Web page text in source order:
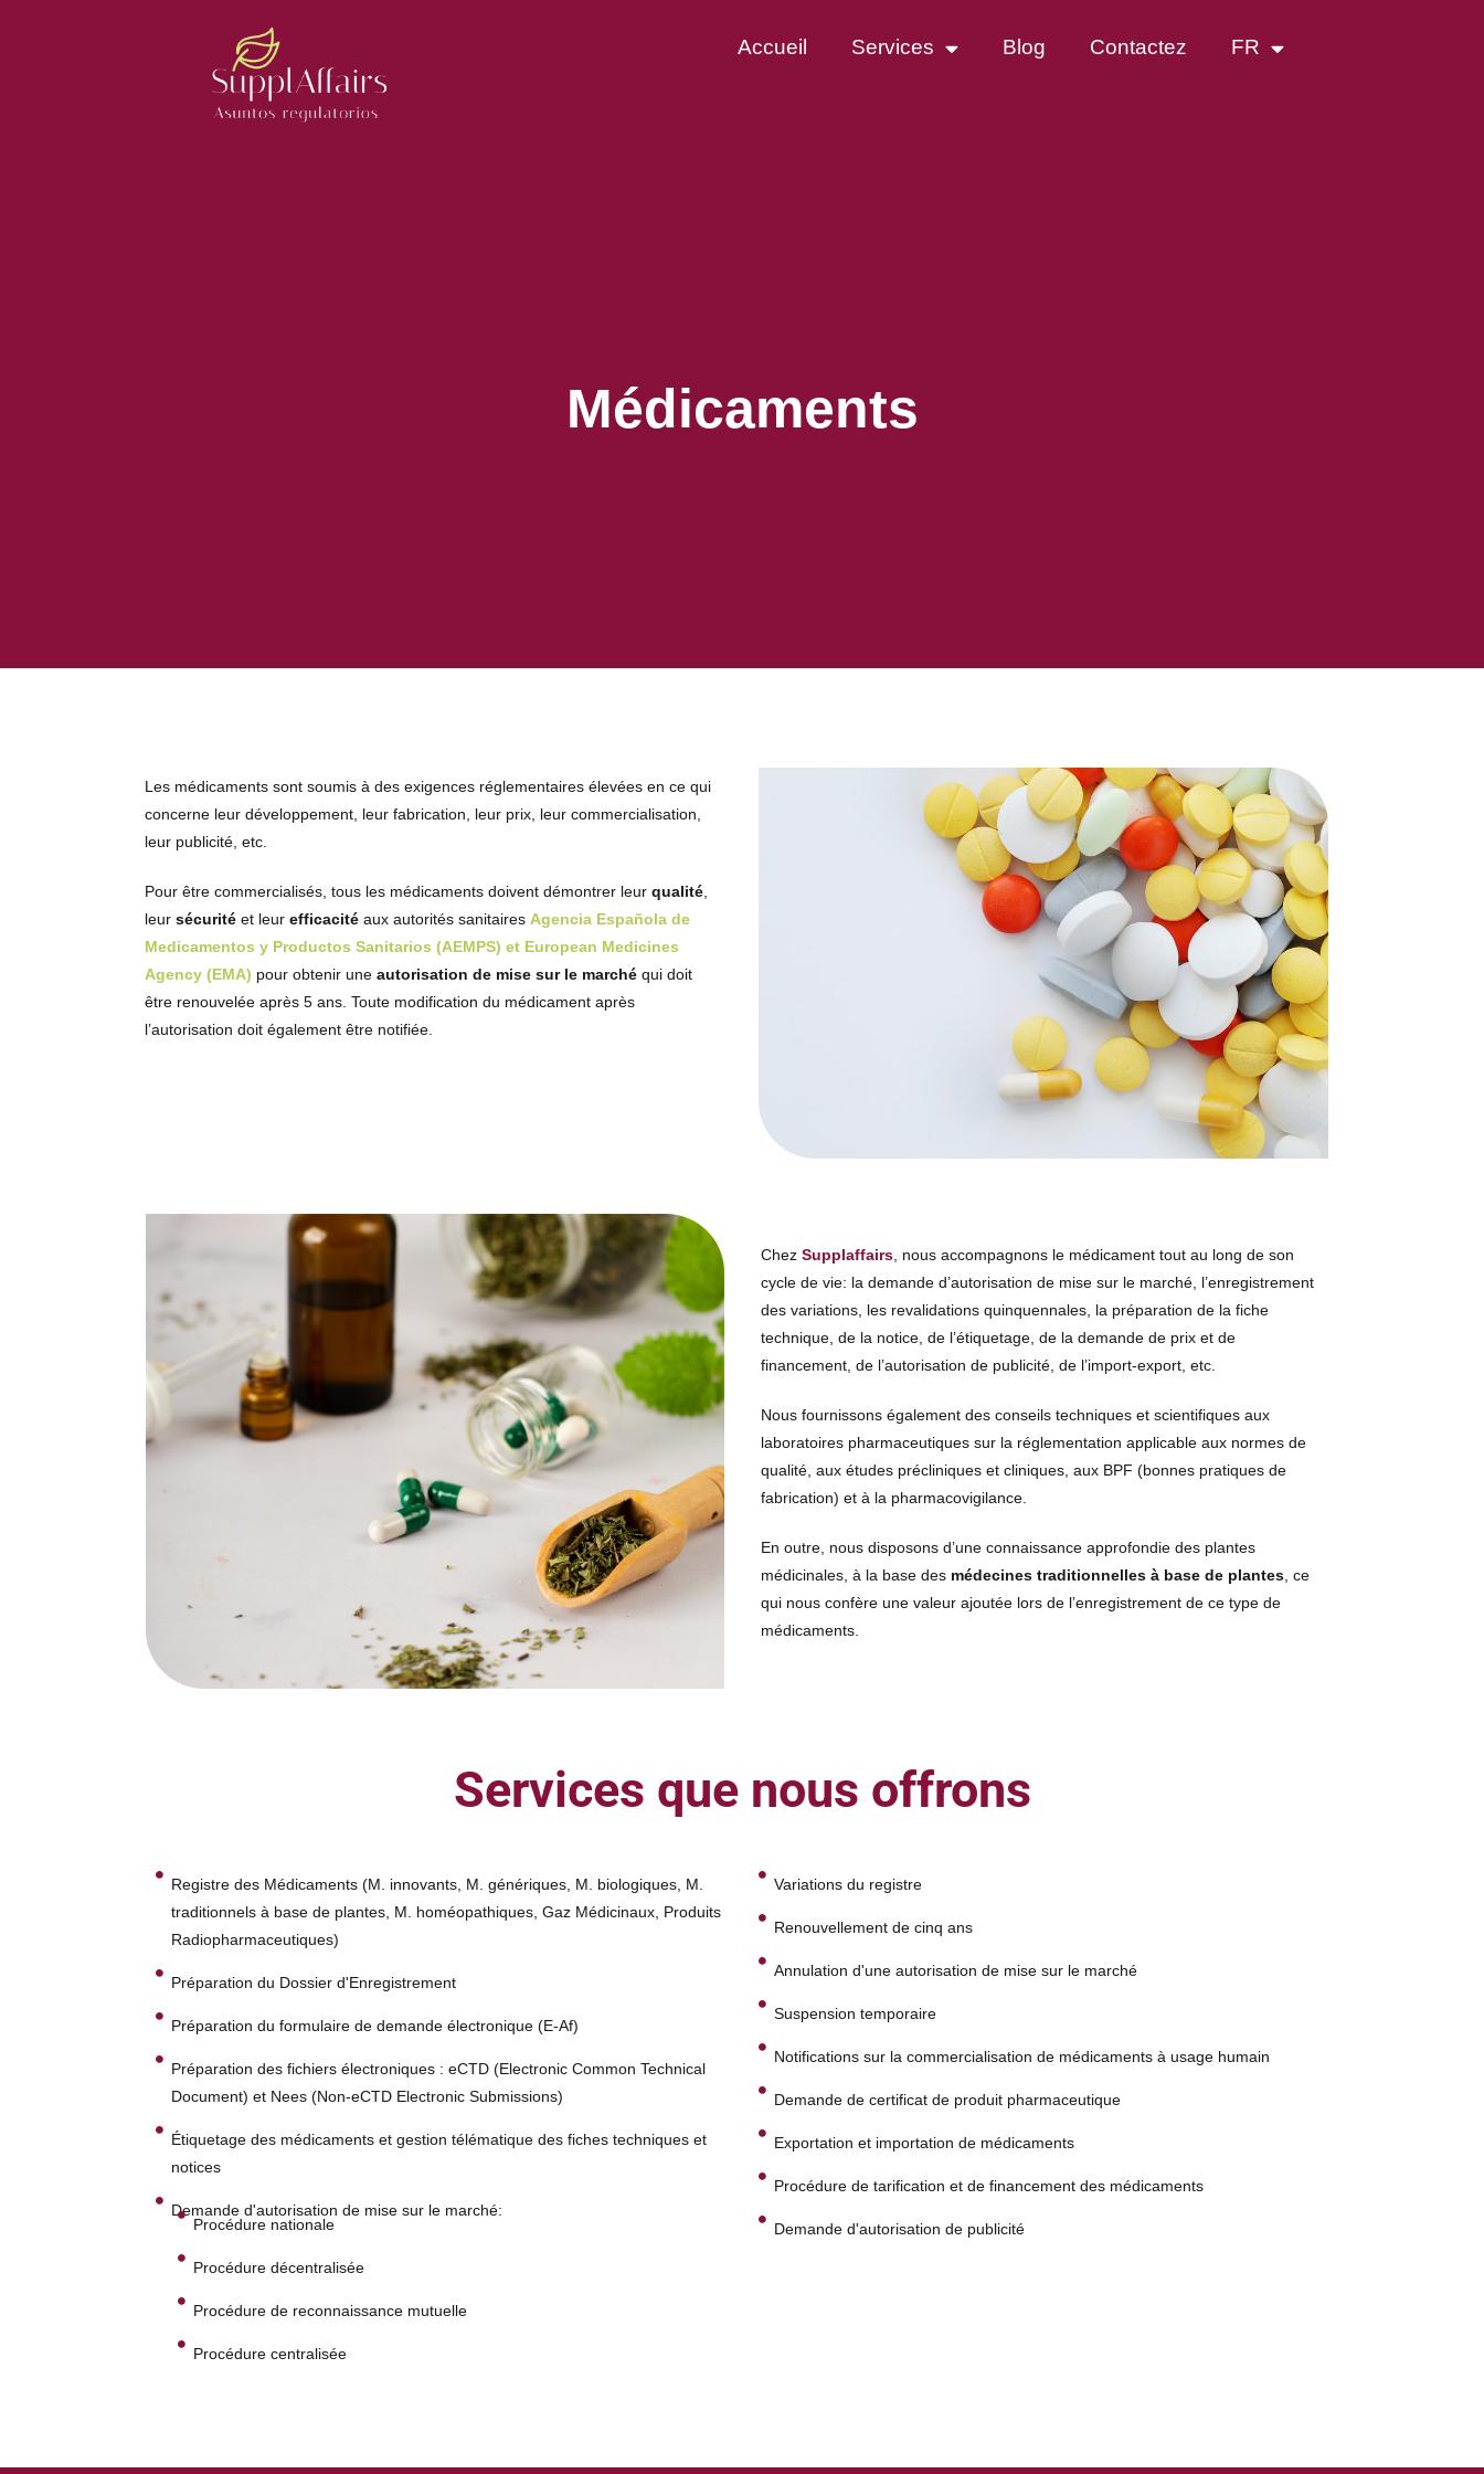
Accueil Services Blog Contactez FR
Médicaments
Les médicaments sont soumis à des exigences réglementaires élevées en ce qui
concerne leur développement, leur fabrication, leur prix, leur commercialisation,
leur publicité, etc.
Pour être commercialisés, tous les médicaments doivent démontrer leurqualité,
leursécuritéet leurefficacité aux autorités sanitairesAgencia Española de
Medicamentos y Productos Sanitarios (AEMPS) et European Medicines
Agency (EMA) pour obtenir uneautorisation de mise sur le marché qui doit
être renouvelée après 5 ans. Toute modification du médicament après
l’autorisation doit également être notifiée.
ChezSupplaffairs nous accompagnons le médicament tout au long de son
cycle de vie: la demande d’autorisation de mise sur le marché, l’enregistrement
des variations, les revalidations quinquennales, la préparation de la fiche
technique, de la notice, de l’étiquetage, de la demande de prix et de
financement, de l’autorisation de publicité, de l’import-export, etc.
Nous fournissons également des conseils techniques et scientifiques aux
laboratoires pharmaceutiques sur la réglementation applicable aux normes de
qualité, aux études précliniques et cliniques, aux BPF (bonnes pratiques de
fabrication) et à la pharmacovigilance.
En outre, nous disposons d’une connaissance approfondie des plantes
médicinales, à la base des médecines traditionnelles à base de plantes , ce
qui nous confère une valeur ajoutée lors de l’enregistrement de ce type de
médicaments.
Services que nous offrons
Registre des Médicaments (M. innovants, M. génériques, M. biologiques, M.
traditionnels à base de plantes, M. homéopathiques, Gaz Médicinaux, Produits
Radiopharmaceutiques)
Préparation du Dossier d'Enregistrement
Préparation du formulaire de demande électronique (E-Af)
Préparation des fichiers électroniques : eCTD (Electronic Common Technical
Document) et Nees (Non-eCTD Electronic Submissions)
Étiquetage des médicaments et gestion télématique des fiches techniques et
notices
Demande d'autorisation de mise sur le marché:
Procédure nationale
Procédure décentralisée
Procédure de reconnaissance mutuelle
Procédure centralisée
Variations du registre
Renouvellement de cinq ans
Annulation d'une autorisation de mise sur le marché
Suspension temporaire
Notifications sur la commercialisation de médicaments à usage humain
Demande de certificat de produit pharmaceutique
Exportation et importation de médicaments
Procédure de tarification et de financement des médicaments
Demande d'autorisation de publicité